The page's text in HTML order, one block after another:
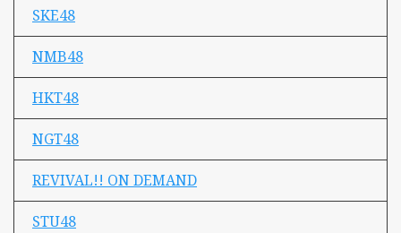
SKE48
NMB48
HKT48
NGT48
REVIVAL!! ON DEMAND
STU48